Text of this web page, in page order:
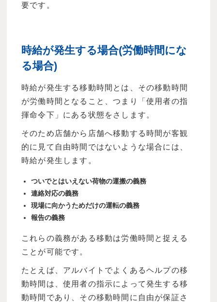
要です。
時給が発生する場合(労働時間にな
る場合)
時給が発生する移動時間とは、その移動時間
が労働時間となること、つまり「使用者の指
揮命令下」にある状態をさします。
そのため店舗から店舗へ移動する時間が客観
的に見て自由時間ではないような場合には、
時給が発生します。
ついでとはいえない荷物の運搬の義務
連絡対応の義務
現場に向かうためだけの運転の義務
報告の義務
これらの義務がある移動は労働時間と捉える
ことが可能です。
たとえば、アルバイトでよくあるヘルプの移
動時間は、使用者の指示によって発生する移
動時間であり、その移動時間に自由が保証さ